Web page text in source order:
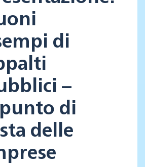
di
–
di
delle